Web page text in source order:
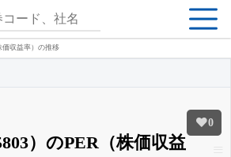
価収益率）の推移
0
）のPER（株価収益